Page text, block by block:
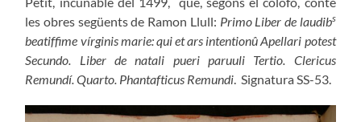
les obres següents de Ramon Llull: Primo Liber de laudibs
beatiffime vírginis marie: qui et ars intentionû Apellari potest
Secundo. Liber de natali pueri paruuli Tertio. Clericus
Remundí. Quarto. Phantafticus Remundi. Signatura SS-53.